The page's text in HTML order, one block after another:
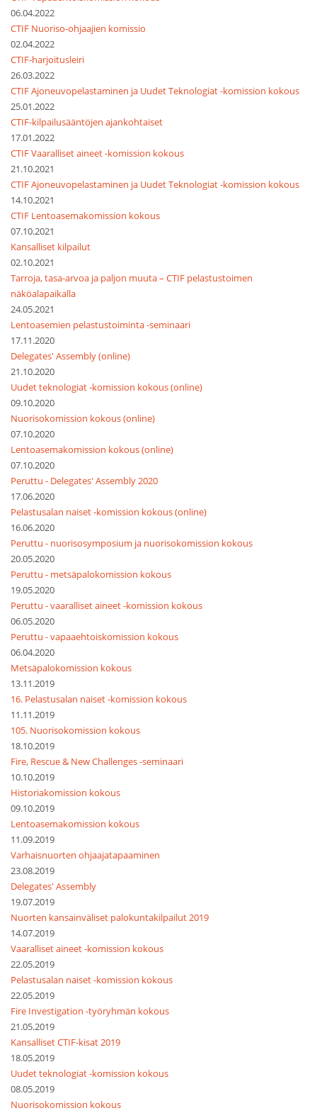
06.04.2022
CTIF Nuoriso-ohjaajien komissio
02.04.2022
CTIF-harjoitusleiri
26.03.2022
CTIF Ajoneuvopelastaminen ja Uudet Teknologiat -komission kokous
25.01.2022
CTIF-kilpailusääntöjen ajankohtaiset
17.01.2022
CTIF Vaaralliset aineet -komission kokous
21.10.2021
CTIF Ajoneuvopelastaminen ja Uudet Teknologiat -komission kokous
14.10.2021
CTIF Lentoasemakomission kokous
07.10.2021
Kansalliset kilpailut
02.10.2021
Tarroja, tasa-arvoa ja paljon muuta – CTIF pelastustoimen
näköalapaikalla
24.05.2021
Lentoasemien pelastustoiminta -seminaari
17.11.2020
Delegates' Assembly (online)
21.10.2020
Uudet teknologiat -komission kokous (online)
09.10.2020
Nuorisokomission kokous (online)
07.10.2020
Lentoasemakomission kokous (online)
07.10.2020
Peruttu - Delegates' Assembly 2020
17.06.2020
Pelastusalan naiset -komission kokous (online)
16.06.2020
Peruttu - nuorisosymposium ja nuorisokomission kokous
20.05.2020
Peruttu - metsäpalokomission kokous
19.05.2020
Peruttu - vaaralliset aineet -komission kokous
06.05.2020
Peruttu - vapaaehtoiskomission kokous
06.04.2020
Metsäpalokomission kokous
13.11.2019
16. Pelastusalan naiset -komission kokous
11.11.2019
105. Nuorisokomission kokous
18.10.2019
Fire, Rescue & New Challenges -seminaari
10.10.2019
Historiakomission kokous
09.10.2019
Lentoasemakomission kokous
11.09.2019
Varhaisnuorten ohjaajatapaaminen
23.08.2019
Delegates' Assembly
19.07.2019
Nuorten kansainväliset palokuntakilpailut 2019
14.07.2019
Vaaralliset aineet -komission kokous
22.05.2019
Pelastusalan naiset -komission kokous
22.05.2019
Fire Investigation -työryhmän kokous
21.05.2019
Kansalliset CTIF-kisat 2019
18.05.2019
Uudet teknologiat -komission kokous
08.05.2019
Nuorisokomission kokous